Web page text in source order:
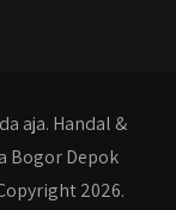
aja. Handal &
Bogor Depok
2026.